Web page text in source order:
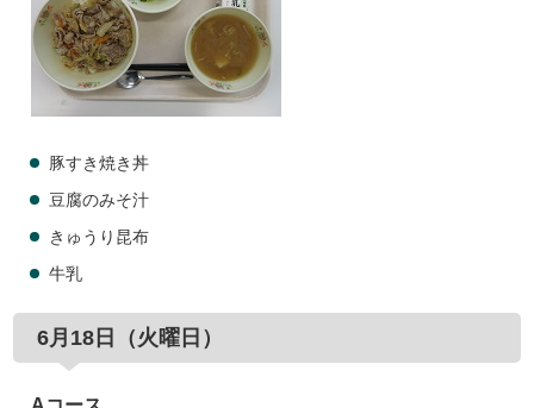
豚すき焼き丼
豆腐のみそ汁
きゅうり昆布
牛乳
6月18日（火曜日）